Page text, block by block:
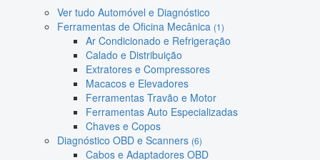
Ver tudo Automóvel e Diagnóstico
Ferramentas de Oficina Mecânica (1)
Ar Condicionado e Refrigeração
Calado e Distribuição
Extratores e Compressores
Macacos e Elevadores
Ferramentas Travão e Motor
Ferramentas Auto Especializadas
Chaves e Copos
Diagnóstico OBD e Scanners (6)
Cabos e Adaptadores OBD